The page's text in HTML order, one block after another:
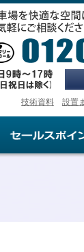
技術資料 設置